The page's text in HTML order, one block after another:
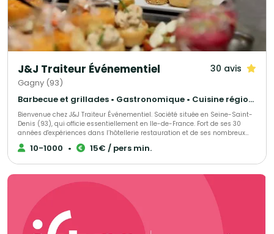
J&J Traiteur Événementiel 30 avis
Gagny (93)
Barbecue et grillades • Gastronomique • Cuisine régionale
Bienvenue chez J&J Traiteur Événementiel. Société située en Seine-Saint-
Denis (93), qui officie essentiellement en Ile-de-France. Fort de ses 30
années d'expériences dans l’hôtellerie restauration et de ses nombreux
voyages, son chef vous propose une cuisine gastronomique traditionnelle,
mais aussi créole ou caraïbéenne, ou encore une fusion entre ces
réception. Afin d'allier qualité et efficacité nous pouvons vous proposer des
solutions “clés en main” à la hauteur de vos besoins et exigences.
Création sur mesure de votre menu, produits frais, et fabrication
artisanale, sont autant de garanties de réussite de votre événement.
10-1000 • 15€ / pers min.